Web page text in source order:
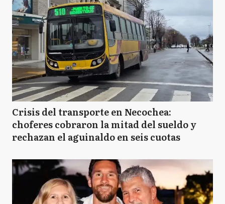
Crisis del transporte en Necochea:
choferes cobraron la mitad del sueldo y
rechazan el aguinaldo en seis cuotas